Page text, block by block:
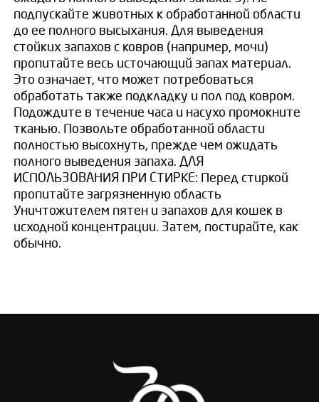
подпускайте животных к обработанной области
до ее полного высыхания. Для выведения
стойких запахов с ковров (например, мочи)
пропитайте весь источающий запах материал.
Это означает, что может потребоваться
обработать также подкладку и пол под ковром.
Подождите в течение часа и насухо промокните
тканью. Позвольте обработанной области
полностью высохнуть, прежде чем ожидать
полного выведения запаха. ДЛЯ
ИСПОЛЬЗОВАНИЯ ПРИ СТИРКЕ: Перед стиркой
пропитайте загрязненную область
Уничтожителем пятен и запахов для кошек в
исходной концентрации. Затем, постирайте, как
обычно.